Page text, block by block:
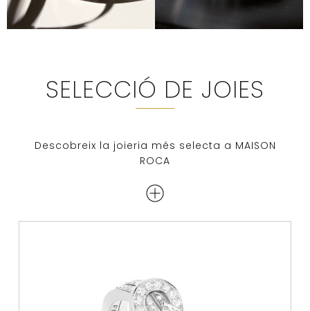
SELECCIÓ DE JOIES
Descobreix la joieria més selecta a MAISON
ROCA